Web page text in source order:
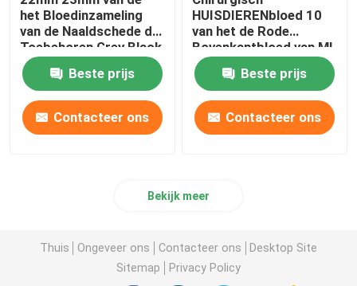
het Bloedinzameling
van de Naaldschede de
Toebehoren Grey Black
Beste prijs
Contacteer ons
HUISDIERENbloed 10
van het de Rode
Bovenkantbloed van Ml
Buizen Blauwe
SinaasappelBeste prijs
Contacteer ons
Bekijk meer
Thuis Ongeveer ons Contacteer ons
Desktop Site
Sitemap
Privacy Policy